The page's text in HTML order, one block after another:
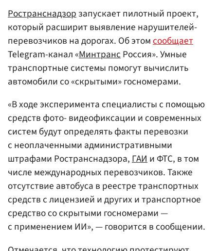
Ространснадзорзапускает пилотный проект,
который расширит выявление нарушителей-
перевозчиков на дорогах. Об этомсообщает
Telegram-канал «МинтрансРоссия». Умные
транспортные системы помогут вычислить
автомобили со «скрытыми» госномерами.
«В ходе эксперимента специалисты с помощью
средств фото- видеофиксации и современных
систем будут определять факты перевозки
с неоплаченными административными
штрафами Ространснадзора,ГАИи ФТС, в том
числе международных перевозчиков. Также
отсутствие автобуса в реестре транспортных
средств с лицензией и других и транспортное
средство со скрытыми госномерами —
с применением ИИ», — говорится в сообщении.